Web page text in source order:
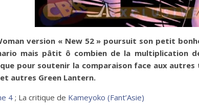
version « New 52 » poursuit son petit
mais pâtit ô combien de la multiplication
pour soutenir la comparaison face aux
autres Green Lantern.
4 ; La critique de Kameyoko (Fant’Asie)